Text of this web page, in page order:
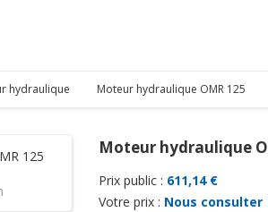
hydraulique Moteur hydraulique OMR 125
Moteur hydraulique
Prix public : 611,14 €
Votre prix : Nous consulter